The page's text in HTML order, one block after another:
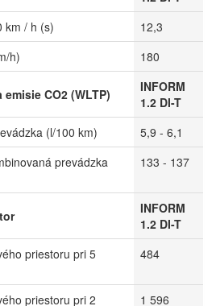
km / h (s)
12,3
h)
180
CO2 (WLTP)
INFORM
1.2 DI-T
(l/100 km)
5,9 - 6,1
prevádzka
133 - 137
INFORM
1.2 DI-T
priestoru pri 5
484
priestoru pri 2 1 596